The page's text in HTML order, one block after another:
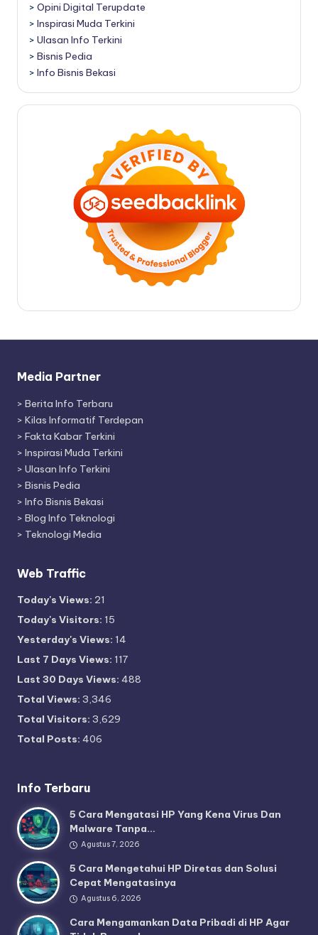
> Opini Digital Terupdate
> Inspirasi Muda Terkini
> Ulasan Info Terkini
> Bisnis Pedia
> Info Bisnis Bekasi
Media Partner
> Berita Info Terbaru
> Kilas Informatif Terdepan
> Fakta Kabar Terkini
> Inspirasi Muda Terkini
> Ulasan Info Terkini
> Bisnis Pedia
> Info Bisnis Bekasi
> Blog Info Teknologi
> Teknologi Media
Web Traffic
Today's Views: 21
Today's Visitors: 15
Yesterday's Views: 14
Last 7 Days Views: 117
Last 30 Days Views: 488
Total Views: 3,346
Total Visitors: 3,629
Total Posts: 406
Info Terbaru
5 Cara Mengatasi HP Yang Kena Virus Dan
Malware Tanpa…
Agustus 7, 2026
5 Cara Mengetahui HP Diretas dan Solusi
Cepat Mengatasinya
Agustus 6, 2026
Cara Mengamankan Data Pribadi di HP Agar